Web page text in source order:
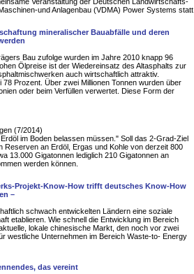
und Anlagenbau (VDMA) Power Systems statt.
mineralischer Bauabfälle und deren
Bau zufolge wurden im Jahre 2010 knapp 96
Ölpreise ist der Wiedereinsatz des Altasphalts zur
auch wirtschaftlich attraktiv.
Prozent. Über zwei Millionen Tonnen wurden über
oder beim Verfüllen verwertet. Diese Form der
(7/2014)
im Boden belassen müssen." Soll das 2-Grad-Ziel
an Erdöl, Ergas und Kohle von derzeit 800
13.000 Gigatonnen lediglich 210 Gigatonnen an
werden können.
Projekt-Know-How trifft deutsches Know-How
–
schwach entwickelten Ländern eine soziale
etablieren. Wie schnell die Entwicklung im Bereich
lokale chinesische Markt, den noch vor zwei
westliche Unternehmen im Bereich Waste-to- Energy
das vereint